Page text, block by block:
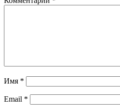
Имя *
Email *